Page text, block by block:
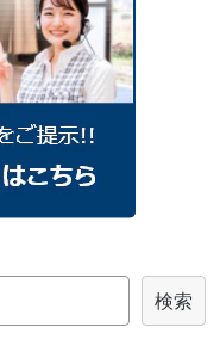
2024年7月
2024年3月
2023年3月
検索